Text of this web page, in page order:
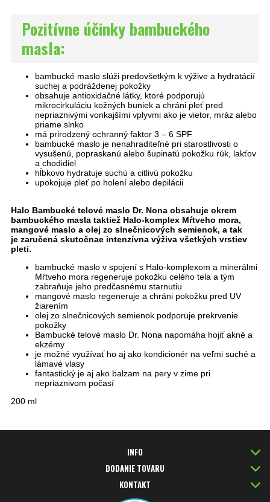
Pozitívne účinky bambuckého
masla:
bambucké maslo slúži predovšetkým k výžive a hydratácií
suchej a podráždenej pokožky
obsahuje antioxidačné látky, ktoré podporujú
mikrocirkuláciu kožných buniek a chráni pleť pred
nepriaznivými vonkajšími vplyvmi ako je vietor, mráz alebo
priame slnko
má prirodzený ochranný faktor 3 – 6 SPF
bambucké maslo je nenahraditeľné pri starostlivosti o
vysušenú, popraskanú alebo šupinatú pokožku rúk, lakťov
a chodidiel
hĺbkovo hydratuje suchú a citlivú pokožku
upokojuje pleť po holení alebo depilácii
Halo Bambucké telové maslo Dr. Nona obsahuje okrem
bambuckého masla taktiež Halo-komplex Mŕtveho mora,
mangové maslo a olej zo slnečnicových semienok, a tak
je zaručená skutočnae intenzívna výživa všetkých vrstiev
pleti.
bambucké maslo v spojení s Halo-komplexom a minerálmi
Mŕtveho mora regeneruje pokožku celého tela a tým
zabraňuje jeho predčasnému starnutiu
mangové maslo regeneruje a chráni pokožku pred UV
žiarením
olej zo slnečnicových semienok podporuje prekrvenie
pokožky
Bambucké telové maslo Dr. Nona napomáha hojiť akné a
ekzémy
je možné využívať ho aj ako kondicionér na veľmi suché a
lámavé vlasy
fantastický je aj ako balzam na pery v zime pri
nepriaznivom počasí
200 ml
INFO
DODANIE TOVARU
KONTAKT